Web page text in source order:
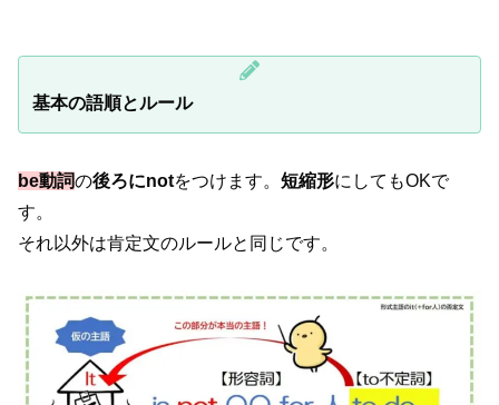
基本の語順とルール
be動詞の後ろにnotをつけます。 短縮形にしてもOKで
す。
それ以外は肯定文のルールと同じです。